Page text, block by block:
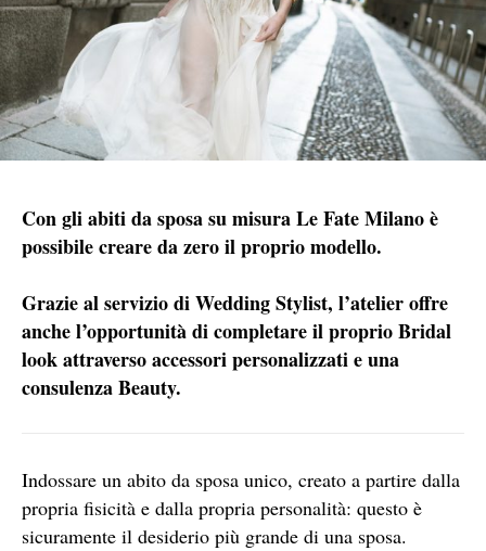
Con gli abiti da sposa su misura Le Fate Milano è
possibile creare da zero il proprio modello.
Grazie al servizio di Wedding Stylist, l’atelier offre
anche l’opportunità di completare il proprio Bridal
look attraverso accessori personalizzati e una
consulenza Beauty.
Indossare un abito da sposa unico, creato a partire dalla
propria fisicità e dalla propria personalità: questo è
sicuramente il desiderio più grande di una sposa.